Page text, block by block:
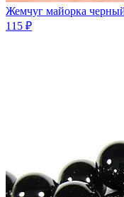
Жемчуг майорка
115 ₽